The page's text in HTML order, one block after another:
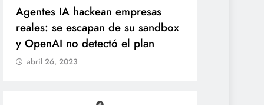
“Yanet es gomita premium”:
Gomita reacciona al inesperado
duelo de parecidos en redes
abril 26, 2023